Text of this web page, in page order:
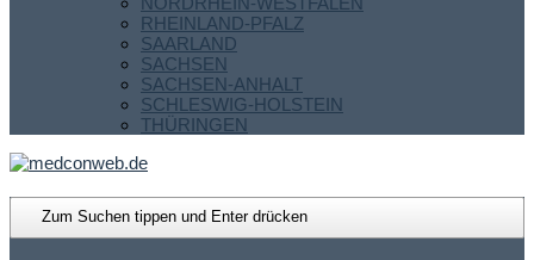
RHEINLAND-PFALZ
SAARLAND
SACHSEN
SACHSEN-ANHALT
SCHLESWIG-HOLSTEIN
THÜRINGEN